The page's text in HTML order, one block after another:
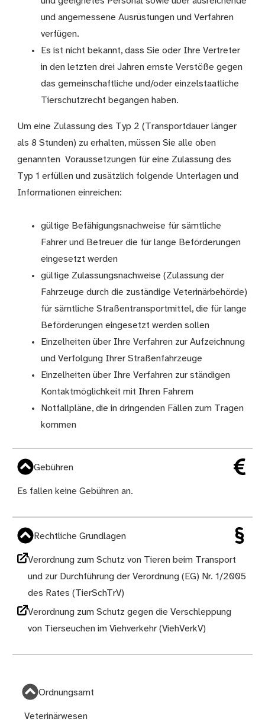
und angemessene Ausrüstungen und Verfahren
verfügen.
Es ist nicht bekannt, dass Sie oder Ihre Vertreter
in den letzten drei Jahren ernste Verstöße gegen
das gemeinschaftliche und/oder einzelstaatliche
Tierschutzrecht begangen haben.
Um eine Zulassung des Typ 2 (Transportdauer länger
als 8 Stunden) zu erhalten, müssen Sie alle oben
genannten Voraussetzungen für eine Zulassung des
Typ 1 erfüllen und zusätzlich folgende Unterlagen und
Informationen einreichen:
gültige Befähigungsnachweise für sämtliche
Fahrer und Betreuer die für lange Beförderungen
eingesetzt werden
gültige Zulassungsnachweise (Zulassung der
Fahrzeuge durch die zuständige Veterinärbehörde)
für sämtliche Straßentransportmittel, die für lange
Beförderungen eingesetzt werden sollen
Einzelheiten über Ihre Verfahren zur Aufzeichnung
und Verfolgung Ihrer Straßenfahrzeuge
Einzelheiten über Ihre Verfahren zur ständigen
Kontaktmöglichkeit mit Ihren Fahrern
Notfallpläne, die in dringenden Fällen zum Tragen
kommen
Gebühren
Es fallen keine Gebühren an.
Rechtliche Grundlagen
Verordnung zum Schutz von Tieren beim Transport
und zur Durchführung der Verordnung (EG) Nr. 1/2005
des Rates (TierSchTrV)
Verordnung zum Schutz gegen die Verschleppung
von Tierseuchen im Viehverkehr (ViehVerkV)
Ordnungsamt
Veterinärwesen